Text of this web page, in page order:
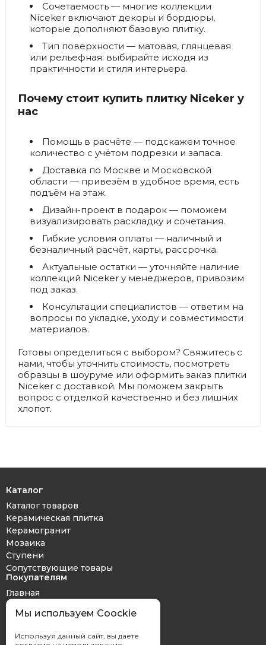
Сочетаемость — многие коллекции
Niceker включают декоры и бордюры,
которые дополняют базовую плитку.
Тип поверхности — матовая, глянцевая
или рельефная: выбирайте исходя из
практичности и стиля интерьера.
Почему стоит купить плитку Niceker у
нас
Помощь в расчёте — подскажем точное
количество с учётом подрезки и запаса.
Доставка по Москве и Московской
области — привезём в удобное время, есть
подъём на этаж.
Дизайн-проект в подарок — поможем
визуализировать раскладку и сочетания.
Гибкие условия оплаты — наличный и
безналичный расчёт, карты, рассрочка.
Актуальные остатки — уточняйте наличие
коллекций Niceker у менеджеров, привозим
под заказ.
Консультации специалистов — ответим на
вопросы по укладке, уходу и совместимости
материалов.
Готовы определиться с выбором? Свяжитесь с
нами, чтобы уточнить стоимость, посмотреть
образцы в шоуруме или оформить заказ плитки
Niceker с доставкой. Мы поможем закрыть
вопрос с отделкой качественно и без лишних
хлопот.
Каталог
Каталог товаров
Керамическая плитка
Керамогранит
Мозаика
Ступени
Сопутствующие товары
Покупателям
Главная
Дизайн проект
Оплата и доставка
Контакты
Мы используем Coockie
Используя данный сайт, вы даете